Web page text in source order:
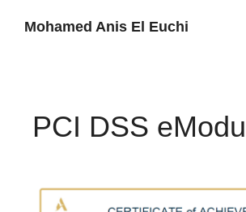
Mohamed Anis El Euchi
PCI DSS